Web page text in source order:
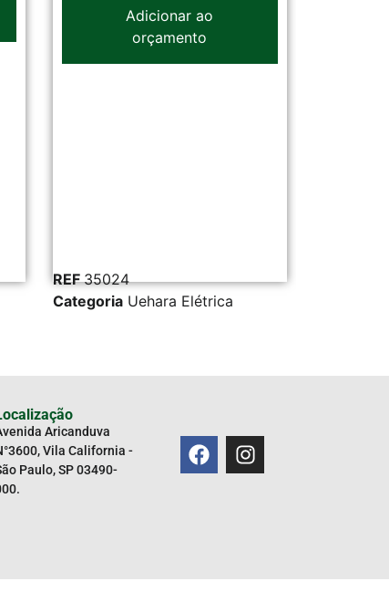
Adicionar ao
orçamento
REF35024
Categoria Uehara Elétrica
Aricanduva
Vila California -
Paulo, SP 03490-